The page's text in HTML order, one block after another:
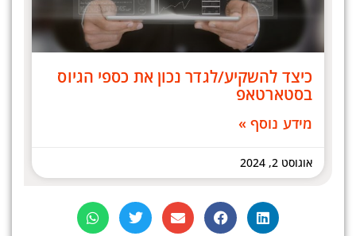
כיצד להשקיע/לגדר נכון את כספי הגיוס
בסטארטאפ
מידע נוסף »
אוגוסט 2, 2024